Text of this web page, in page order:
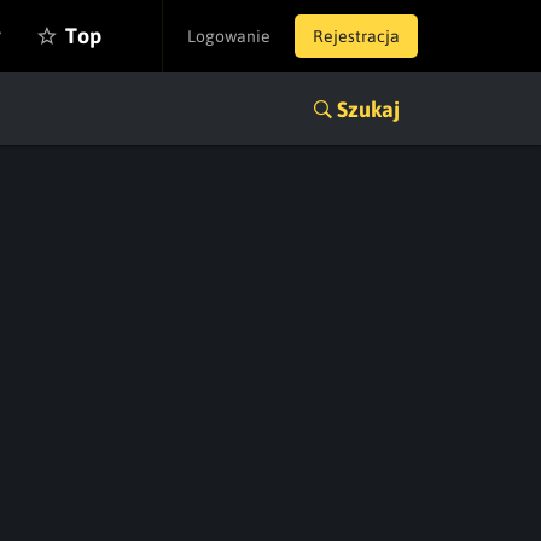
Logowanie Rejestracja
Top
Szukaj